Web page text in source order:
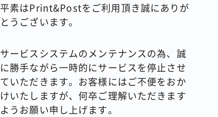
コラム
会社情報
資料請求 お問い合わせ
平素はPrint&Postをご利用頂き誠にありが
とうございます。
サービスシステムのメンテナンスの為、誠
に勝手ながら一時的にサービスを停止させ
ていただきます。お客様にはご不便をおか
けいたしますが、何卒ご理解いただきます
ようお願い申し上げます。